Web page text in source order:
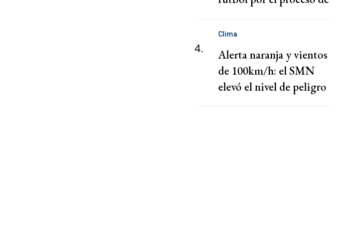
4.
Clima
Alerta naranja y vientos
de 100km/h: el SMN
elevó el nivel de peligro